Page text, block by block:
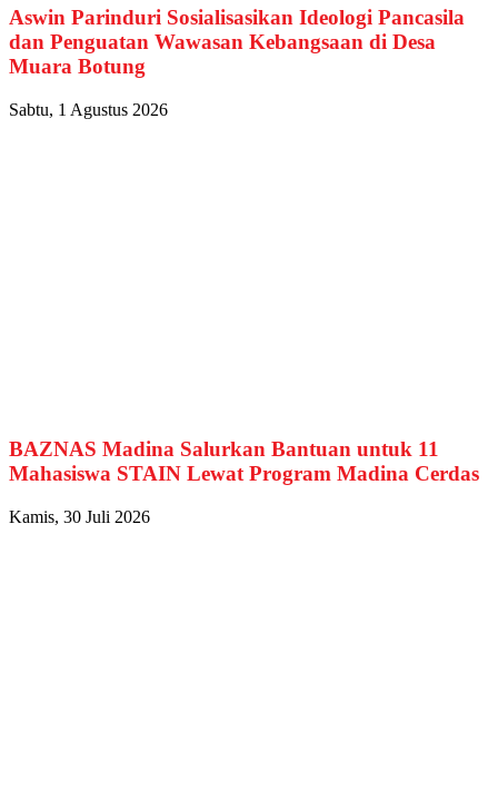
Aswin Parinduri Sosialisasikan Ideologi Pancasila
dan Penguatan Wawasan Kebangsaan di Desa
Muara Botung
Sabtu, 1 Agustus 2026
BAZNAS Madina Salurkan Bantuan untuk 11
Mahasiswa STAIN Lewat Program Madina Cerdas
Kamis, 30 Juli 2026